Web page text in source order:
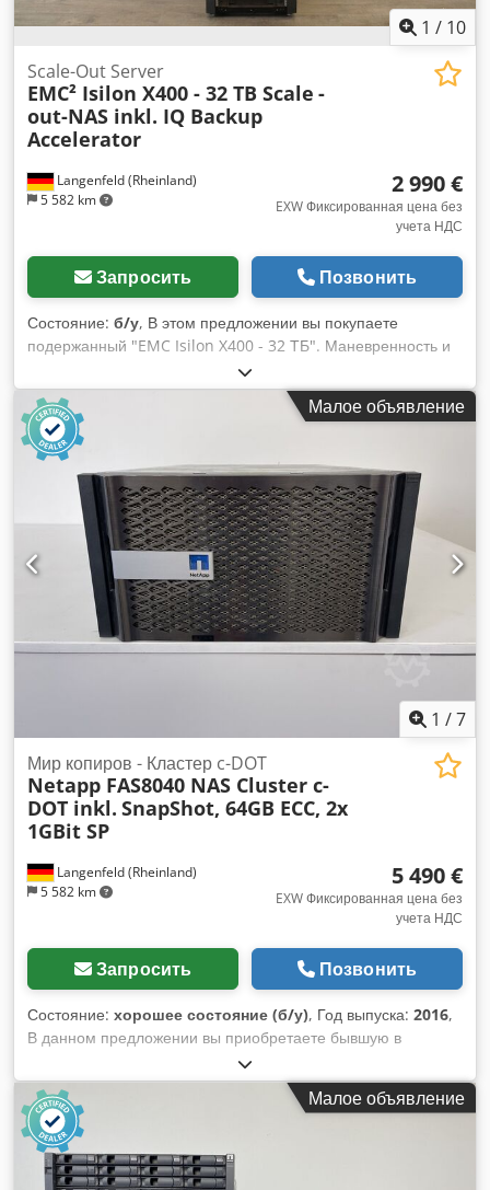
1 / 10
Langenfeld (Rheinland)
5 582 km
Scale-Out Server
EMC² Isilon X400 - 32 TB Scale -
out-NAS inkl. IQ Backup
Accelerator
2 990 €
EXW Фиксированная цена без
учета НДС
Запросить Позвонить
Состояние: б/у, В этом предложении вы покупаете
подержанный "EMC Isilon X400 - 32 ТБ". Маневренность и
гибкость: EMC Isilon X-Series - первое масштабируемое
решение для хранения данных, способное увеличивать
пропускную способность от нескольких терабайт до более
20 петабайт и более 100 гигабайт в секунду (ГБ/с), и все это
в рамках одной файловой системы. Предмет продажи: 1 x
EMC Isilon X400 - 32 TB + 400G SSD/ 48G/ 2x10GE SFP +
2x1GE со следующим оборудованием: 3x32 TB HDD/400GB
SSD 3.5" 3x48GB Ram, 12X4G Гибридный кабель CX42QSFP
6x6 метров 3x KIT 2SFP + Optic 10GB (ISO00125223, -227,
-388) 2x QLogic 18-портовый коммутатор QDR
(CNVS491200146, CNVS491200150) 10 GBE, двухпортовый
SFP + без оптики Обновление программного обеспечения
Isilon Enterprise Snapshot IQ Состояние: Это предложение
пожелтение). (незначительные царапины или пожелтение).
Устройство проверено на работоспособность и оснащено
последней версией программного обеспечения Isilon
OneFS8. Cedpfx Ajrxcvdomverf Для получения
дополнительной информации вы, конечно, можете
связаться с нами лично. Доставка возможна по запросу!
Малое объявление
1 /7
Langenfeld (Rheinland)
5 582 km
Мир копиров - Кластер c-DOT
Netapp FAS8040 NAS Cluster c-
DOT inkl. SnapShot, 64GB ECC, 2x
1GBit SP
5 490 €
EXW Фиксированная цена без
учета НДС
Запросить Позвонить
Состояние: хорошее состояние (б/у), Год выпуска: 2016,
В данном предложении вы приобретаете бывшую в
употреблении серверную систему "NetApp FAS8040" в
хорошем состоянии. Объект продажи: 1 NetApp FAS8040
со следующим оборудованием: - 64 ГБ ECC-памяти -
Операционная система NetApp c-DOT 64bit Cjdpjiinawofx
Amvsrf - Масштабируемая общая емкость до 5760 ТБ -
Макс. Агрегатный размер 324 ТБ - Функциональность
Малое объявление